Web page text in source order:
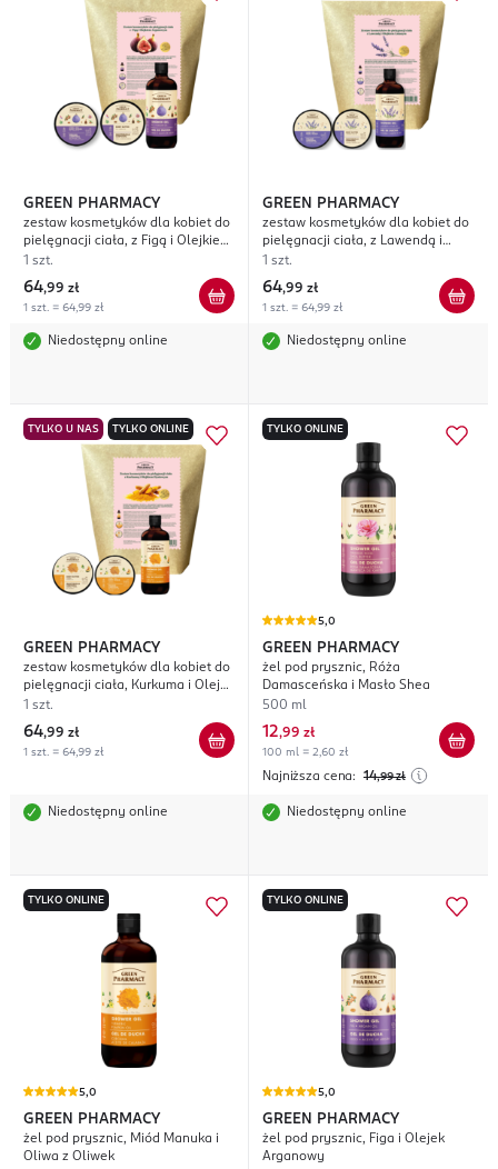
GREEN PHARMACY
zestaw kosmetyków dla kobiet do
pielęgnacji ciała, z Figą i Olejkiem
Arganowym
1 szt.
64,99 zł
1 szt. = 64,99 zł
Niedostępny online
GREEN PHARMACY
zestaw kosmetyków dla kobiet do
pielęgnacji ciała, z Lawendą i
Olejkiem Lnianym
1 szt.
64,99 zł
1 szt. = 64,99 zł
Niedostępny online
TYLKO U NAS TYLKO ONLINE
GREEN PHARMACY
zestaw kosmetyków dla kobiet do
pielęgnacji ciała, Kurkuma i Olejek
Dyniowy
1 szt.
64,99 zł
1 szt. = 64,99 zł
Niedostępny online
TYLKO ONLINE
5,0
GREEN PHARMACY
żel pod prysznic, Róża
Damasceńska i Masło Shea
500 ml
12,99 zł
100 ml = 2,60 zł
Najniższa cena: 14,99 zł
Niedostępny online
TYLKO ONLINE
5,0
GREEN PHARMACY
żel pod prysznic, Miód Manuka i
Oliwa z Oliwek
TYLKO ONLINE
5,0
GREEN PHARMACY
żel pod prysznic, Figa i Olejek
Arganowy